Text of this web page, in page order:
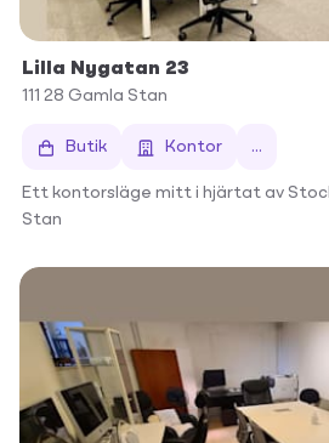
Lilla Nygatan 23
111 28 Gamla Stan
Butik Kontor ...
Ett kontorsläge mitt i hjärtat av
Stan